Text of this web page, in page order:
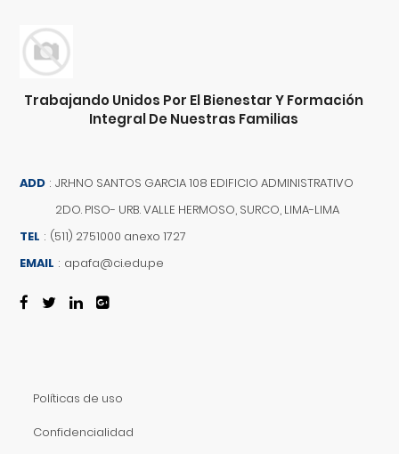
Trabajando Unidos Por El Bienestar Y Formación
Integral De Nuestras Familias
ADD : JR.HNO SANTOS GARCIA 108 EDIFICIO ADMINISTRATIVO
2DO. PISO- URB. VALLE HERMOSO, SURCO, LIMA-LIMA
TEL : (511) 2751000 anexo 1727
EMAIL : apafa@ci.edu.pe
Políticas de uso
Confidencialidad